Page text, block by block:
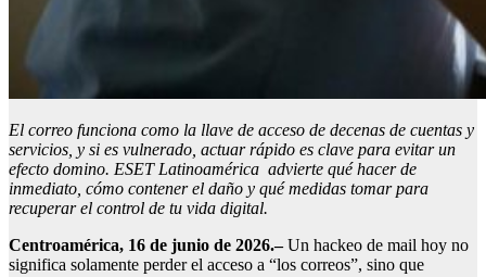
El correo funciona como la llave de acceso de decenas de cuentas y
servicios, y si es vulnerado, actuar rápido es clave para evitar un
efecto domino. ESET Latinoamérica advierte qué hacer de
inmediato, cómo contener el daño y qué medidas tomar para
recuperar el control de tu vida digital.
Centroamérica, 16 de junio de 2026.–Un hackeo de mail hoy no
significa solamente perder el acceso a “los correos”, sino que